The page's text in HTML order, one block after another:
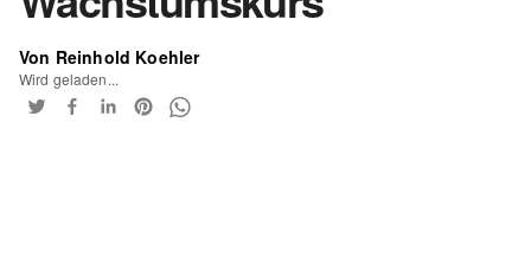
Von Reinhold Koehler
Wird geladen...